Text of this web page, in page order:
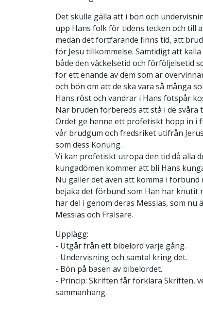
Det skulle gälla att i bön och
upp Hans folk för tidens tecken och till
medan det fortfarande finns tid, att
för Jesu tillkommelse. Samtidigt att
både den väckelsetid och förföljelsetid
för ett enande av dem som är
och bön om att de ska vara så många
Hans röst och vandrar i Hans fotspår
När bruden förbereds att stå i de svåra
Ordet ge henne ett profetiskt hopp in i
vår brudgum och fredsriket utifrån
som dess Konung.
Vi kan profetiskt utropa den tid då alla
kungadömen kommer att bli Hans
Nu gäller det även att komma i förbund
bejaka det förbund som Han har knutit
har del i genom deras Messias, som nu
Messias och Frälsare.
Upplägg:
- Utgår från ett bibelord varje gång.
- Undervisning och samtal kring det.
- Bön på basen av bibelordet.
- Princip: Skriften får förklara Skriften,
sammanhang.